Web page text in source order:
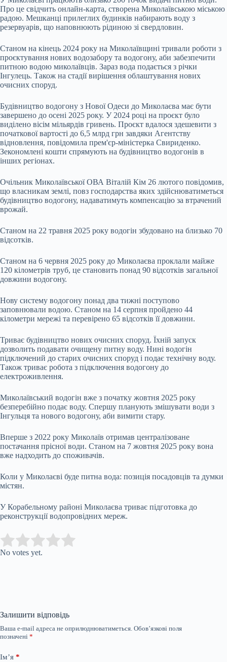
Про це свідчить онлайн-карта, створена Миколаївською міською
радою. Мешканці прилеглих будинків набирають воду з
резервуарів, що наповнюють рідиною зі свердловин.
Станом на кінець 2024 року на Миколаївщині тривали роботи з
проєктування нових водозабору та водогону, аби забезпечити
питною водою миколаївців. Зараз вода подається з річки
Інгулець. Також на стадії вирішення облаштування нових
очисних споруд.
Будівництво водогону з Нової Одеси до Миколаєва має бути
завершено до осені 2025 року. У 2024 році на проєкт було
виділено вісім мільярдів гривень. Проєкт вдалося здешевити з
початкової вартості до 6,5 млрд грн завдяки Агентству
відновлення, повідомила прем'єр-міністерка Свириденко.
Зекономлені кошти спрямують на будівництво водогонів в
інших регіонах.
Очільник Миколаївської ОВА Віталій Кім 26 лютого повідомив,
що власникам землі, повз господарства яких здійснюватиметься
будівництво водогону, надаватимуть компенсацію за втрачений
врожай.
Станом на 22 травня 2025 року водогін збудовано на близько 70
відсотків.
Станом на 6 червня 2025 року до Миколаєва проклали майже
120 кілометрів труб, це становить понад 90 відсотків загальної
довжини водогону.
Нову систему водогону понад два тижні поступово
заповнювали водою. Станом на 14 серпня пройдено 44
кілометри мережі та перевірено 65 відсотків її довжини.
Триває будівництво нових очисних споруд. Їхній запуск
дозволить подавати очищену питну воду. Нині водогін
підключений до старих очисних споруд і подає технічну воду.
Також триває робота з підключення водогону до
електроживлення.
Миколаївський водогін вже з початку жовтня 2025 року
безперебійно подає воду. Спершу планують змішувати води з
Інгульця та нового водогону, аби вимити стару.
Вперше з 2022 року Миколаїв отримав централізоване
постачання прісної води. Станом на 7 жовтня 2025 року вона
вже надходить до споживачів.
Коли у Миколаєві буде питна вода: позиція посадовців та думки
містян.
У Корабельному районі Миколаєва триває підготовка до
реконструкції водопровідних мереж.
Rate this item:
No votes yet.
Залишити відповідь
Ваша e-mail адреса не оприлюднюватиметься. Обов’язкові поля
позначені *
Ім’я *